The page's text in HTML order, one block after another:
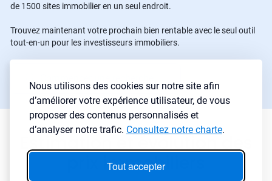
Nous utilisons des cookies sur notre site afin
d’améliorer votre expérience utilisateur, de vous
proposer des contenus personnalisés et
d’analyser notre trafic. Consultez notre charte.
Tout accepter
de 1500 sites immobilier en un seul endroit.
Trouvez maintenant votre prochain bien rentable avec le seul outil
tout-en-un pour les investisseurs immobiliers.
Estimation et évolution des
prix immobiliers